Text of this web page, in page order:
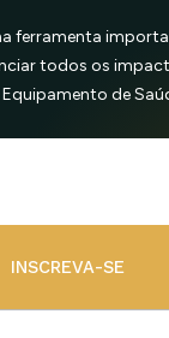
ferramenta
todos os
de
INSCREVA-SE